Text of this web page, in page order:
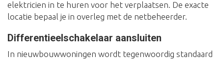
elektricien in te huren voor het verplaatsen. De exacte
locatie bepaal je in overleg met de netbeheerder.
Differentieelschakelaar aansluiten
In nieuwbouwwoningen wordt tegenwoordig standaard